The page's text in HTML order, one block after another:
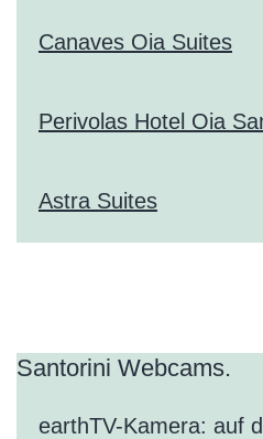
Canaves Oia Suites
Perivolas Hotel Oia
Astra Suites
Santorini Webcams.
earthTV-Kamera: auf